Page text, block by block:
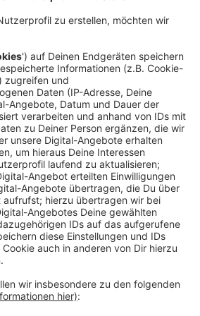
heißt es: «Das
eine Trendwende, rückt den
wieder stärker in den
Das
in der Pharmasparte die
in Deutschland stattfindet.
Teil der bis 2025 geplanten
erfolgen.